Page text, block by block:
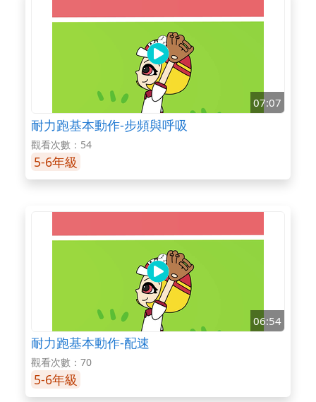
07:07
耐力跑基本動作-步頻與呼吸
觀看次數：54
5-6年級
06:54
耐力跑基本動作-配速
觀看次數：70
5-6年級